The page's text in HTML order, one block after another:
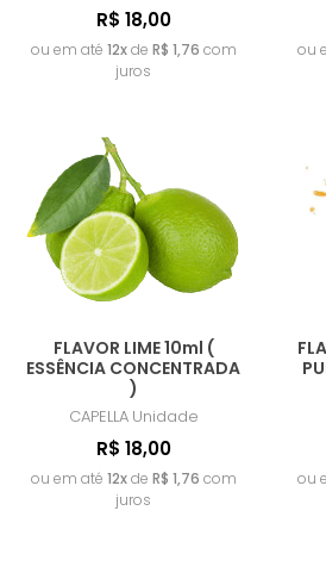
R$ 18,00
ou em até 12xde R$ 1,76 com
juros
ou
FLAVOR LIME 10ml (
ESSÊNCIA CONCENTRADA
)
CAPELLA Unidade
R$ 18,00
ou em até 12xde R$ 1,76 com
juros
ou